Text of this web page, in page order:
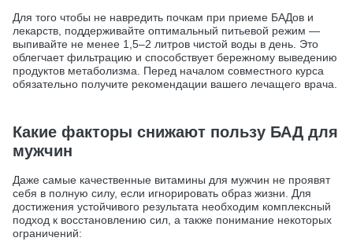
Для того чтобы не навредить почкам при приеме БАДов и
лекарств, поддерживайте оптимальный питьевой режим —
выпивайте не менее 1,5–2 литров чистой воды в день. Это
облегчает фильтрацию и способствует бережному выведению
продуктов метаболизма. Перед началом совместного курса
обязательно получите рекомендации вашего лечащего врача.
Какие факторы снижают пользу БАД для
мужчин
Даже самые качественные витамины для мужчин не проявят
себя в полную силу, если игнорировать образ жизни. Для
достижения устойчивого результата необходим комплексный
подход к восстановлению сил, а также понимание некоторых
ограничений: